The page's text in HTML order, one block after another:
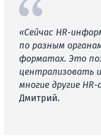
«Сейчас HR-
по разным
форматах. Это
централизовать
многие другие
Дмитрий.